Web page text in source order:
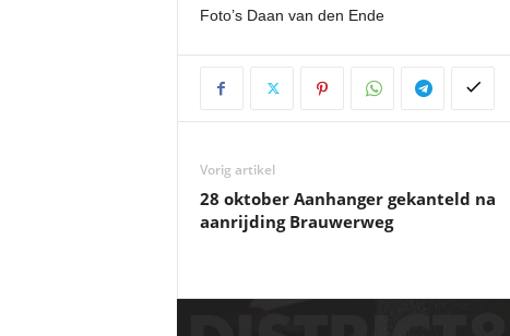
Foto’s Daan van den Ende
Vorig artikel
28 oktober Aanhanger gekanteld na
aanrijding Brauwerweg